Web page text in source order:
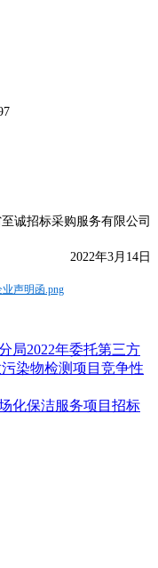
诚招标采购服务有限公司
2022年3月14日
声明函.png
局2022年委托第三方
染物检测项目竞争性
化保洁服务项目招标